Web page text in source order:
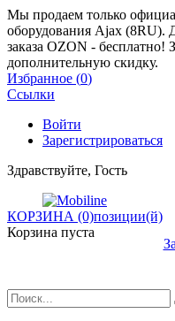
Мы продаем только
оборудования Ajax (8RU).
заказа OZON - бесплатно!
дополнительную скидку.
Избранное (0)
Ссылки
Войти
Зарегистрироваться
Здравствуйте, Гость
КОРЗИНА (0)позиции(й)
Корзина пуста